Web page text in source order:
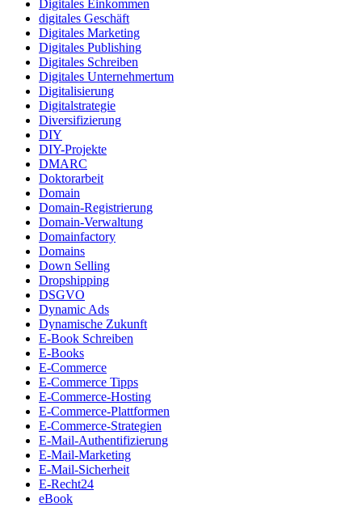
Digitales Einkommen
digitales Geschäft
Digitales Marketing
Digitales Publishing
Digitales Schreiben
Digitales Unternehmertum
Digitalisierung
Digitalstrategie
Diversifizierung
DIY
DIY-Projekte
DMARC
Doktorarbeit
Domain
Domain-Registrierung
Domain-Verwaltung
Domainfactory
Domains
Down Selling
Dropshipping
DSGVO
Dynamic Ads
Dynamische Zukunft
E-Book Schreiben
E-Books
E-Commerce
E-Commerce Tipps
E-Commerce-Hosting
E-Commerce-Plattformen
E-Commerce-Strategien
E-Mail-Authentifizierung
E-Mail-Marketing
E-Mail-Sicherheit
E-Recht24
eBook